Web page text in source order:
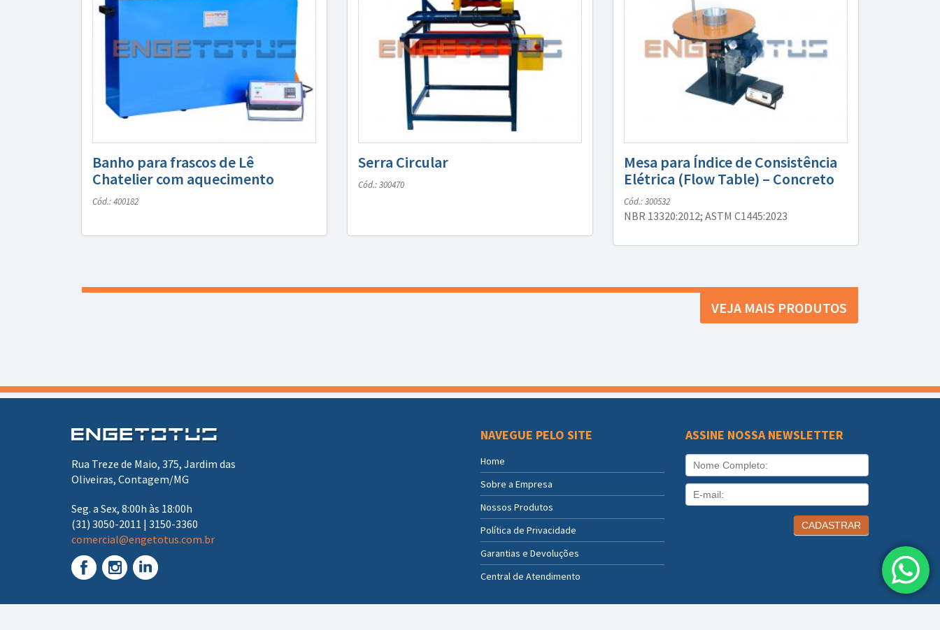
Banho para frascos de Lê
Chatelier com aquecimento
Cód.: 400182
Serra Circular
Cód.: 300470
Mesa para Índice de Consistência
Elétrica (Flow Table) – Concreto
Cód.: 300532
NBR 13320:2012; ASTM C1445:2023
VEJA MAIS PRODUTOS
Rua Treze de Maio, 375, Jardim das
Oliveiras, Contagem/MG
Seg. a Sex, 8:00h às 18:00h
(31) 3050-2011 | 3150-3360
comercial@engetotus.com.br
NAVEGUE PELO SITE
Home
Sobre a Empresa
Nossos Produtos
Política de Privacidade
Garantias e Devoluções
Central de Atendimento
ASSINE NOSSA NEWSLETTER